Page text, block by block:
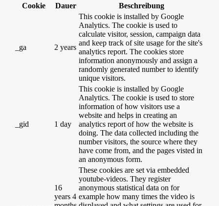
Cookie
Dauer Beschreibung
_ga 2 years
This cookie is installed by Google
Analytics. The cookie is used to
calculate visitor, session, campaign data
and keep track of site usage for the site's
analytics report. The cookies store
information anonymously and assign a
randomly generated number to identify
unique visitors.
_gid 1 day
This cookie is installed by Google
Analytics. The cookie is used to store
information of how visitors use a
website and helps in creating an
analytics report of how the website is
doing. The data collected including the
number visitors, the source where they
have come from, and the pages visted in
an anonymous form.
16
years 4
These cookies are set via embedded
youtube-videos. They register
anonymous statistical data on for
example how many times the video is